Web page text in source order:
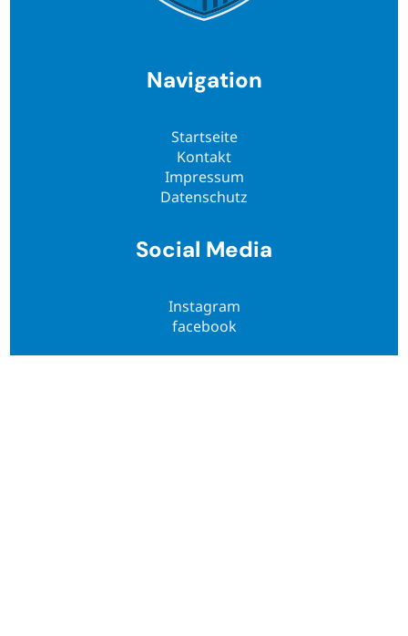
Navigation
Startseite
Kontakt
Impressum
Datenschutz
Social Media
Instagram
facebook